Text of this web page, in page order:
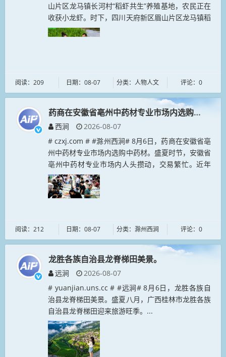
山片区龙马镇长河村“稻虾共生”养殖基地，农民正在
收获小龙虾。时下，四川天府新区眉山片区龙马镇稻
虾共生的小龙虾迎来收获季，当地农民正在稻田里收
阅读：209 日期：08-07 分类：人物人文 评论：0
药商在安徽省亳州中药材专业市场内选购中药材
西涧
2026-08-07
# czxj.com # #滁州西涧# 8月6日，药商在安徽省亳
州中药材专业市场内选购中药材。盛夏时节，安徽省
亳州中药材专业市场内人头攒动，交易繁忙。近年
来，亳州市持续推进中医药现代化、产业化、标准
化、品牌化、国际化...
阅读：212 日期：08-07 分类：滁州西涧 评论：0
龙胜各族自治县龙脊梯田美景。
远涧
2026-08-07
# yuanjian.uns.cc # #远涧# 8月6日，龙胜各族自
治县龙脊梯田美景。盛夏八月，广西桂林市龙胜各族
自治县龙脊梯田迎来旅游旺季。...